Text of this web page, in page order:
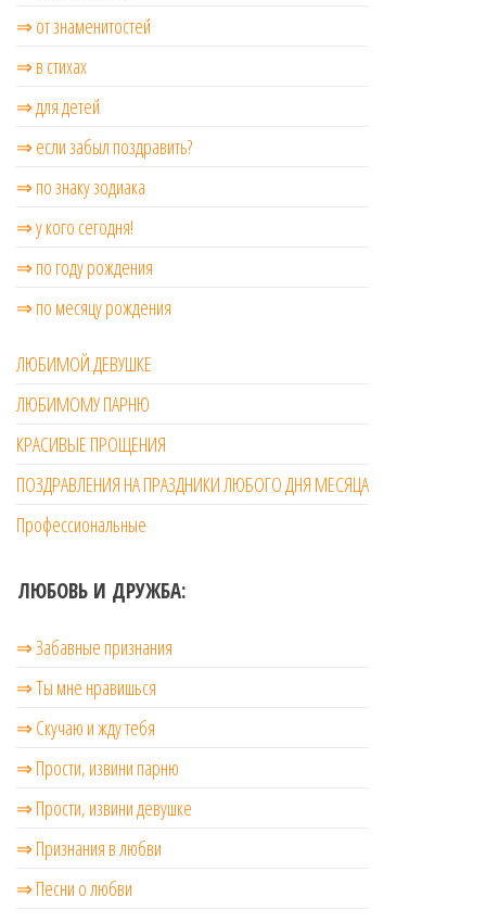
⇒ от знаменитостей
⇒ в стихах
⇒ для детей
⇒ если забыл поздравить?
⇒ по знаку зодиака
⇒ у кого сегодня!
⇒ по году рождения
⇒ по месяцу рождения
ЛЮБИМОЙ ДЕВУШКЕ
ЛЮБИМОМУ ПАРНЮ
КРАСИВЫЕ ПРОЩЕНИЯ
ПОЗДРАВЛЕНИЯ НА ПРАЗДНИКИ ЛЮБОГО ДНЯ МЕСЯЦА
Профессиональные
ЛЮБОВЬ И ДРУЖБА:
⇒ Забавные признания
⇒ Ты мне нравишься
⇒ Скучаю и жду тебя
⇒ Прости, извини парню
⇒ Прости, извини девушке
⇒ Признания в любви
⇒ Песни о любви